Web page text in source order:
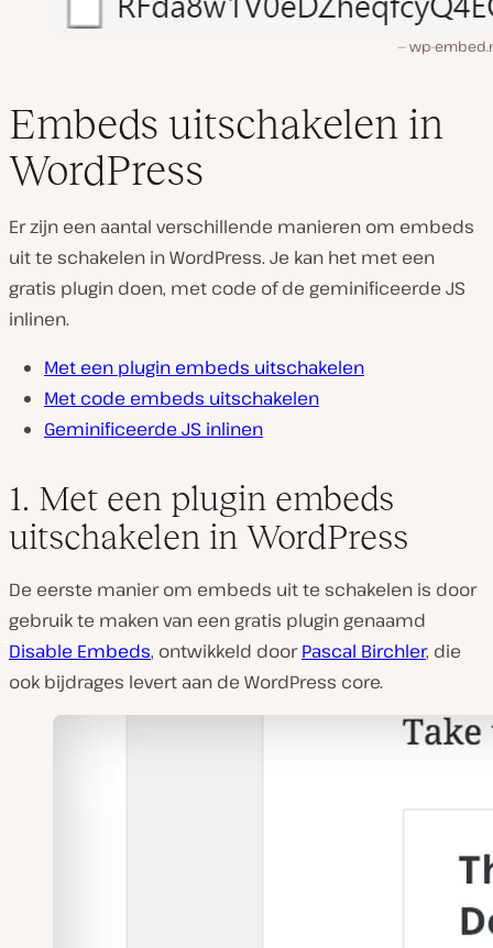
wp-
Embeds uitschakelen in
WordPress
Er zijn een aantal verschillende manieren om embeds
uit te schakelen in WordPress. Je kan het met een
gratis plugin doen, met code of de geminificeerde JS
inlinen.
Met een plugin embeds uitschakelen
Met code embeds uitschakelen
Geminificeerde JS inlinen
1. Met een plugin embeds
uitschakelen in WordPress
De eerste manier om embeds uit te schakelen is door
gebruik te maken van een gratis plugin genaamd
Disable Embeds, ontwikkeld doorPascal Birchler, die
ook bijdrages levert aan de WordPress core.